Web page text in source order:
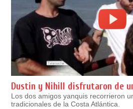
Dustin y Nihill disfrutaron de
Los dos amigos yanquis recorrieron
tradicionales de la Costa Atlántica.